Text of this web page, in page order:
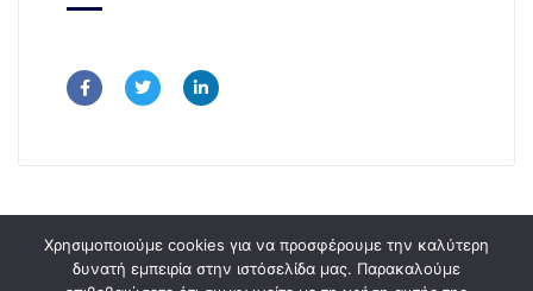
Χρησιμοποιούμε cookies για να προσφέρουμε την καλύτερη
δυνατή εμπειρία στην ιστόσελίδα μας. Παρακαλούμε